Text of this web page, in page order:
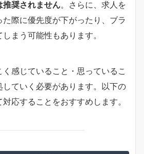
推奨されません。さらに、求人を
際に優先度が下がったり、ブラ
まう可能性もあります。
く感じていること・思っているこ
していく必要があります。以下の
応することをおすすめします。